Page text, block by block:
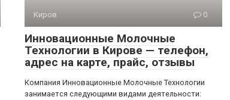
Киров 0
Инновационные Молочные
Технологии в Кирове — телефон,
адрес на карте, прайс, отзывы
Компания Инновационные Молочные Технологии
занимается следующими видами деятельности: